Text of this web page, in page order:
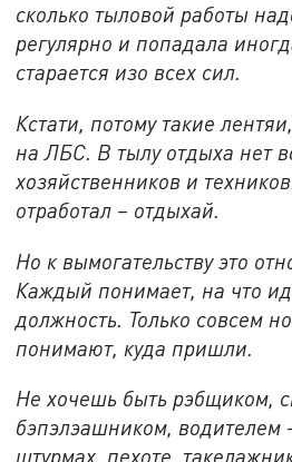
сколько тыловой работы
регулярно и попадала
старается изо всех сил.
Кстати, потому такие
на ЛБС. В тылу отдыха нет
хозяйственников и
отработал – отдыхай.
Но к вымогательству это
Каждый понимает, на что
должность. Только совсем
понимают, куда пришли.
Не хочешь быть рэбщиком,
бэпэлэашником, водителем
штурмах, пехоте,